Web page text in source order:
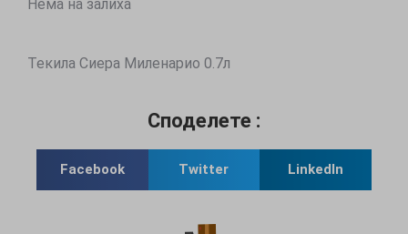
Нема на залиха
Текила Сиера Миленарио 0.7л
Споделете :
Facebook Twitter LinkedIn